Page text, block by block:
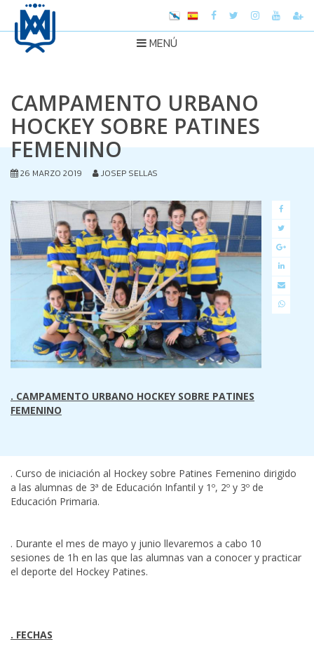
MENÚ
CAMPAMENTO URBANO
HOCKEY SOBRE PATINES
FEMENINO
26 MARZO 2019 JOSEP SELLAS
. CAMPAMENTO URBANO HOCKEY SOBRE PATINES
FEMENINO
. Curso de iniciación al Hockey sobre Patines Femenino dirigido
a las alumnas de 3ª de Educación Infantil y 1º, 2º y 3º de
Educación Primaria.
. Durante el mes de mayo y junio llevaremos a cabo 10
sesiones de 1h en las que las alumnas van a conocer y practicar
el deporte del Hockey Patines.
. FECHAS